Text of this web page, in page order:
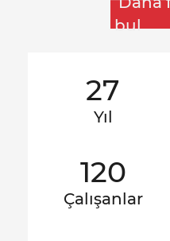
27
Yıl
120
Çalışanlar
bul